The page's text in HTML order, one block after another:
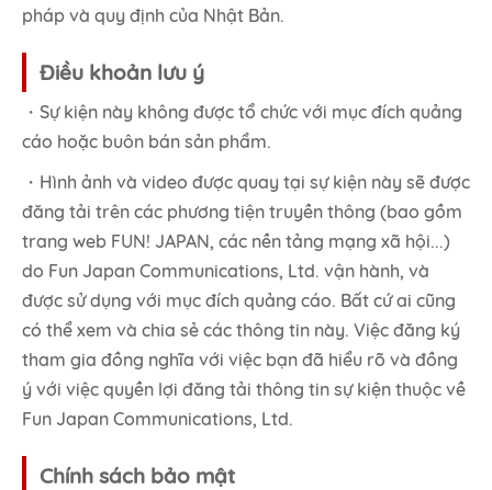
pháp và quy định của Nhật Bản.
Điều khoản lưu ý
・Sự kiện này không được tổ chức với mục đích quảng
cáo hoặc buôn bán sản phẩm.
・Hình ảnh và video được quay tại sự kiện này sẽ được
đăng tải trên các phương tiện truyền thông (bao gồm
trang web FUN! JAPAN, các nền tảng mạng xã hội...)
do Fun Japan Communications, Ltd. vận hành, và
được sử dụng với mục đích quảng cáo. Bất cứ ai cũng
có thể xem và chia sẻ các thông tin này. Việc đăng ký
tham gia đồng nghĩa với việc bạn đã hiểu rõ và đồng
ý với việc quyền lợi đăng tải thông tin sự kiện thuộc về
Fun Japan Communications, Ltd.
Chính sách bảo mật